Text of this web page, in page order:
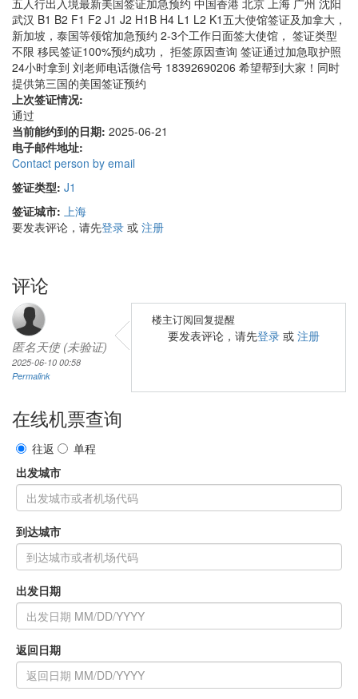
五人行出入境最新美国签证加急预约 中国香港 北京 上海 广州 沈阳
武汉 B1 B2 F1 F2 J1 J2 H1B H4 L1 L2 K1五大使馆签证及加拿大，
新加坡，泰国等领馆加急预约 2-3个工作日面签大使馆， 签证类型
不限 移民签证100%预约成功， 拒签原因查询 签证通过加急取护照
24小时拿到 刘老师电话微信号 18392690206 希望帮到大家！同时
提供第三国的美国签证预约
上次签证情况:
通过
当前能约到的日期: 2025-06-21
电子邮件地址:
Contact person by email
签证类型: J1
签证城市: 上海
要发表评论，请先登录 或 注册
评论
匿名天使 (未验证)
2025-06-10 00:58
Permalink
楼主订阅回复提醒
要发表评论，请先登录 或 注册
在线机票查询
往返
单程
出发城市
到达城市
出发日期
返回日期